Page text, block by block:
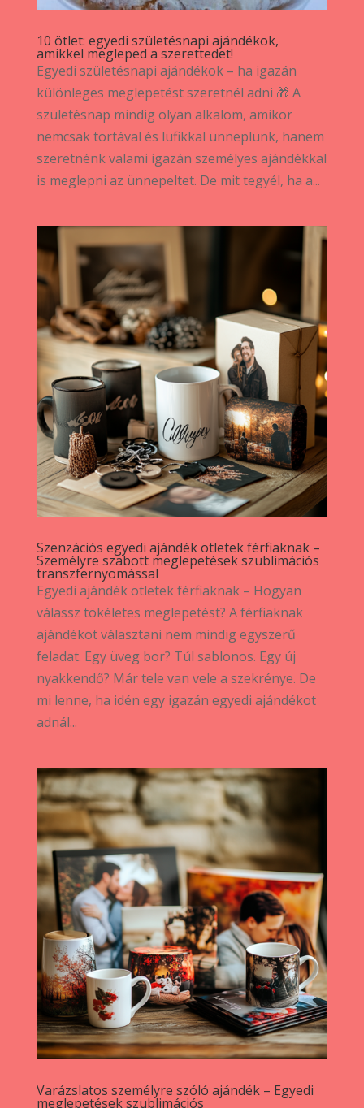
10 ötlet: egyedi születésnapi ajándékok,
amikkel megleped a szerettedet!
Egyedi születésnapi ajándékok – ha igazán
különleges meglepetést szeretnél adni 🎁 A
születésnap mindig olyan alkalom, amikor
nemcsak tortával és lufikkal ünneplünk, hanem
szeretnénk valami igazán személyes ajándékkal
is meglepni az ünnepeltet. De mit tegyél, ha a...
Szenzációs egyedi ajándék ötletek férfiaknak –
Személyre szabott meglepetések szublimációs
transzfernyomással
Egyedi ajándék ötletek férfiaknak – Hogyan
válassz tökéletes meglepetést? A férfiaknak
ajándékot választani nem mindig egyszerű
feladat. Egy üveg bor? Túl sablonos. Egy új
nyakkendő? Már tele van vele a szekrénye. De
mi lenne, ha idén egy igazán egyedi ajándékot
adnál...
Varázslatos személyre szóló ajándék – Egyedi
meglepetések szublimációs